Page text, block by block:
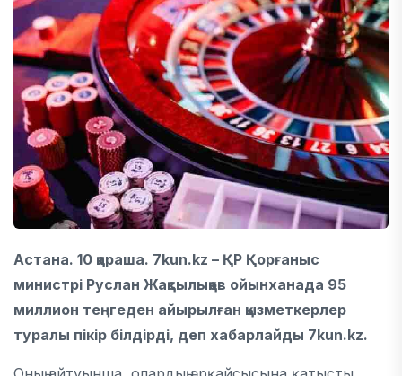
Астана. 10 қараша. 7kun.kz – ҚР Қорғаныс
министрі Руслан Жақсылықов ойынханада 95
миллион теңгеден айырылған қызметкерлер
туралы пікір білдірді, деп хабарлайды 7kun.kz.